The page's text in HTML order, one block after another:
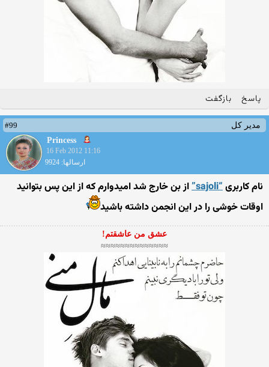
پاسخ بازگفت
مدیر کل
#99
Princess
16 Feb 2012 11:16
ارسالها: 9924
نام کاربری“sajoli”
از بن خارج شد امیدوارم که از این پس بتوانید
اوقات خوشی را در این انجمن داشته باشید
عشق من عاشقتم!
≈≈≈≈≈≈≈≈≈≈≈≈≈≈